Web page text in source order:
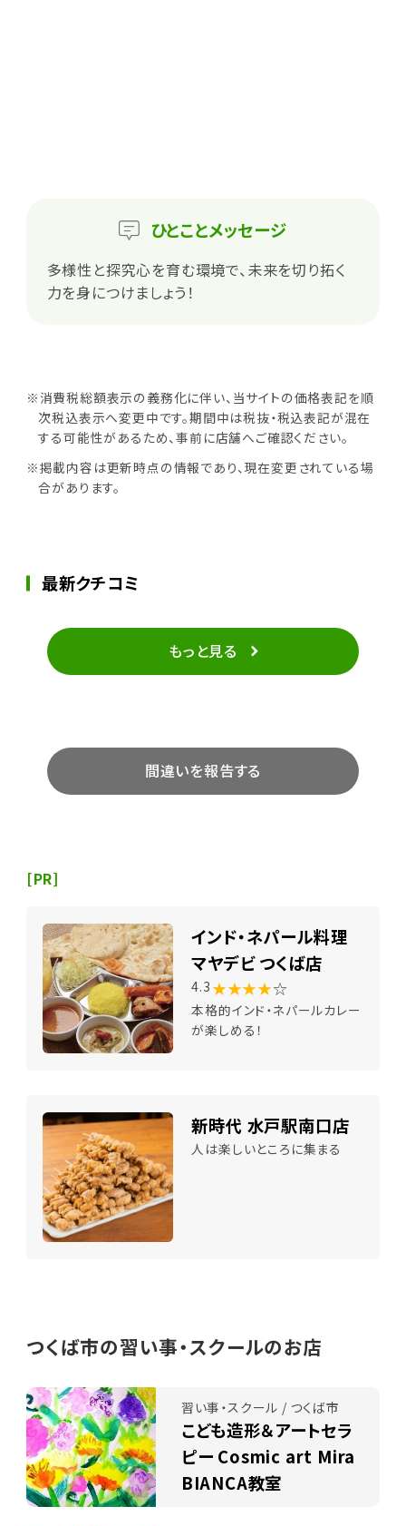
ひとことメッセージ
多様性と探究心を育む環境で、未来を切り拓く
力を身につけましょう！
※消費税総額表示の義務化に伴い、当サイトの価格表記を順
次税込表示へ変更中です。期間中は税抜・税込表記が混在
する可能性があるため、事前に店舗へご確認ください。
※掲載内容は更新時点の情報であり、現在変更されている場
合があります。
最新クチコミ
もっと見る
間違いを報告する
[PR]
インド・ネパール料理
マヤデビ つくば店
4.3 ★★★★☆
本格的インド・ネパールカレー
が楽しめる！
新時代 水戸駅南口店
人は楽しいところに集まる
つくば市の習い事・スクールのお店
習い事・スクール / つくば市
こども造形＆アートセラ
ピー Cosmic art Mira
BIANCA教室